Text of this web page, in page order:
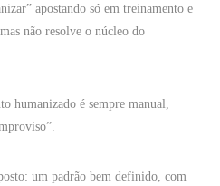
apostando só em treinamento e
não resolve o núcleo do
humanizado é sempre manual,
um padrão bem definido, com